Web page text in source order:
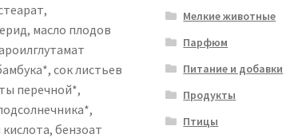
масло плодов
сок листьев
перечной*,
бензоат
Мелкие животные
Парфюм
Питание и добавки
Продукты
Птицы